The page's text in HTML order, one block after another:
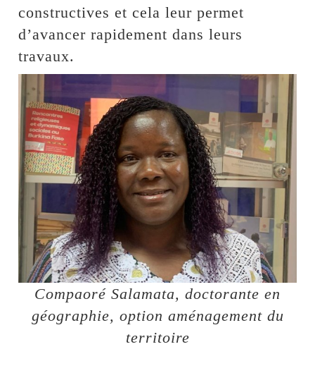
constructives et cela leur permet
d’avancer rapidement dans leurs
travaux.
Compaoré Salamata, doctorante en
géographie, option aménagement du
territoire